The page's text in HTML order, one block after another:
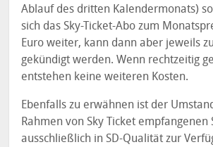
Ablauf des dritten Kalendermonats)
sich das Sky-Ticket-Abo zum
Euro weiter, kann dann aber jeweils
gekündigt werden. Wenn rechtzeitig
entstehen keine weiteren Kosten.
Ebenfalls zu erwähnen ist der
Rahmen von Sky Ticket empfangenen
ausschließlich in SD-Qualität zur